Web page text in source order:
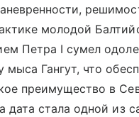
молодой
Петра I сумел
мыса Гангут, что
преимущество в
дата стала одной из